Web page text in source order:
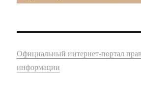
Официальный интернет-портал
информации